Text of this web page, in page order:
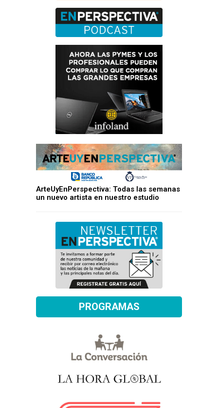
ArteUyEnPerspectiva: Todas las semanas
un nuevo artista en nuestro estudio
PROGRAMAS